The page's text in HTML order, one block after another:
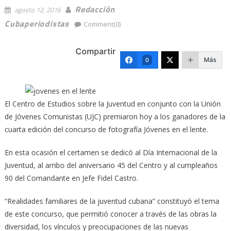
agosto 12, 2016
Redacción
Cubaperiodistas
Comment(0)
Compartir
0 Más
El Centro de Estudios sobre la Juventud en conjunto con la Unión
de Jóvenes Comunistas (UJC) premiaron hoy a los ganadores de la
cuarta edición del concurso de fotografía Jóvenes en el lente.
En esta ocasión el certamen se dedicó al Día Internacional de la
Juventud, al arribo del aniversario 45 del Centro y al cumpleaños
90 del Comandante en Jefe Fidel Castro.
“Realidades familiares de la juventud cubana” constituyó el tema
de este concurso, que permitió conocer a través de las obras la
diversidad, los vínculos y preocupaciones de las nuevas